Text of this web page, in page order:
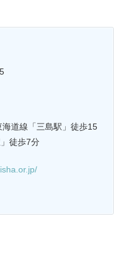
道線「三島駅」徒歩15
徒歩7分